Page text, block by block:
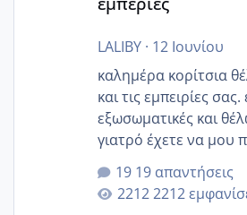
LALIBY· 12 Ιουνίου
καλημέρα κορίτσια
και τις εμπειρίες
εξωσωματικές και
γιατρό έχετε να μου
που μείνατε
επιιτυχία? έκανα στο
ζερβομανωλάκη (δεν
19 απαντήσεις
2212